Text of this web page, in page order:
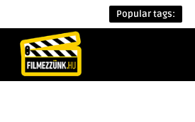
Popular tags: